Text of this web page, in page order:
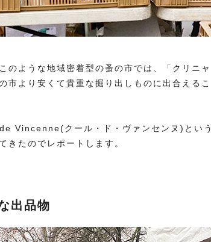
のような地域密着型の蚤の市では、「クリニャ
市より安くて貴重な掘り出しものに出合えるこ
Vincenne(クール・ド・ヴァンセンヌ)という
きたのでレポートします。
出品物